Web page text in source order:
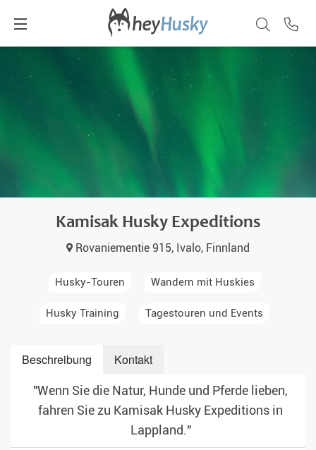
Kamisak Husky Expeditions
Rovaniementie 915, Ivalo, Finnland
Husky-Touren Wandern mit Huskies
Husky Training Tagestouren und Events
Beschreibung Kontakt
"Wenn Sie die Natur, Hunde und Pferde lieben,
fahren Sie zu Kamisak Husky Expeditions in
Lappland."